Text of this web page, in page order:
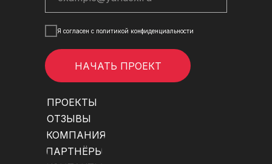
Я согласен с политикой конфиденциальности
НАЧАТЬ ПРОЕКТ
ПРОЕКТЫ
ОТЗЫВЫ
КОМПАНИЯ
ПАРТНЁРЫ